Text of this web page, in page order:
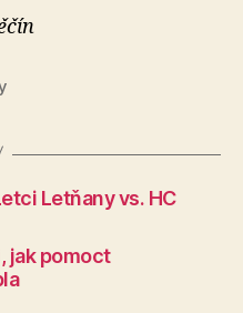
Letňany vs. HC
jak pomoct